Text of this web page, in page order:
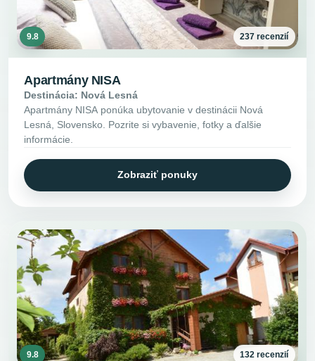
9.8 237 recenzií
Apartmány NISA
Destinácia: Nová Lesná
Apartmány NISA ponúka ubytovanie v destinácii Nová
Lesná, Slovensko. Pozrite si vybavenie, fotky a ďalšie
informácie.
Zobraziť ponuky
9.8 132 recenzií